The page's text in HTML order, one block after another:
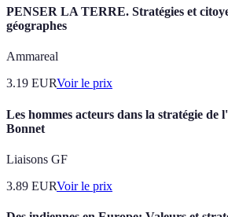
PENSER LA TERRE. Stratégies et
géographes
Ammareal
3.19 EURVoir le prix
Les hommes acteurs dans la stratégie de
Bonnet
Liaisons GF
3.89 EURVoir le prix